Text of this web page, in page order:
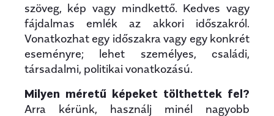
szöveg, kép vagy mindkettő. Kedves vagy
fájdalmas emlék az akkori időszakról.
Vonatkozhat egy időszakra vagy egy konkrét
eseményre; lehet személyes, családi,
társadalmi, politikai vonatkozású.
Milyen méretű képeket tölthettek fel?
Arra kérünk, használj minél nagyobb